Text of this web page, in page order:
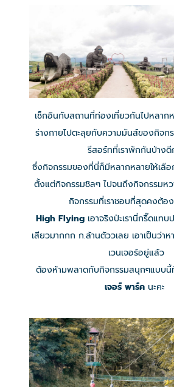
เช็กอินกับสถานที่ท่องเที่ยวกันไปหลาก
ร่างกายไปตะลุยกับความมันส์ของกิจกร
รีสอร์ทที่เราพักกันบ้างดี
ซึ่งกิจกรรมของที่นี่ก็มีหลากหลายให้เลื
ตั้งแต่กิจกรรมชิลๆ ไปจนถึงกิจกรรมห
กิจกรรมที่เราชอบที่สุดคงต้อ
High Flying เอาจริงป่ะเรานี่กรี๊ดแท
เสียวมากกก ก.ล้านตัววเลย เอาเป็นว่า
เวนเจอร์อยู่แล้ว
ต้องห้ามพลาดกับกิจกรรมสนุกๆแบบนี้
เจอร์ พาร์ค นะคะ